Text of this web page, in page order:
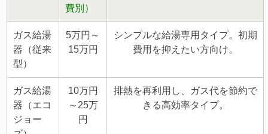
費別）
ガス給湯
器（従来
型）
5万円～
15万円
シンプルな給湯専用タイプ。初期
費用を抑えたい方向け。
ガス給湯
器（エコ
ジョー
10万円
～25万
円
排熱を再利用し、ガス代を節約で
きる高効率タイプ。